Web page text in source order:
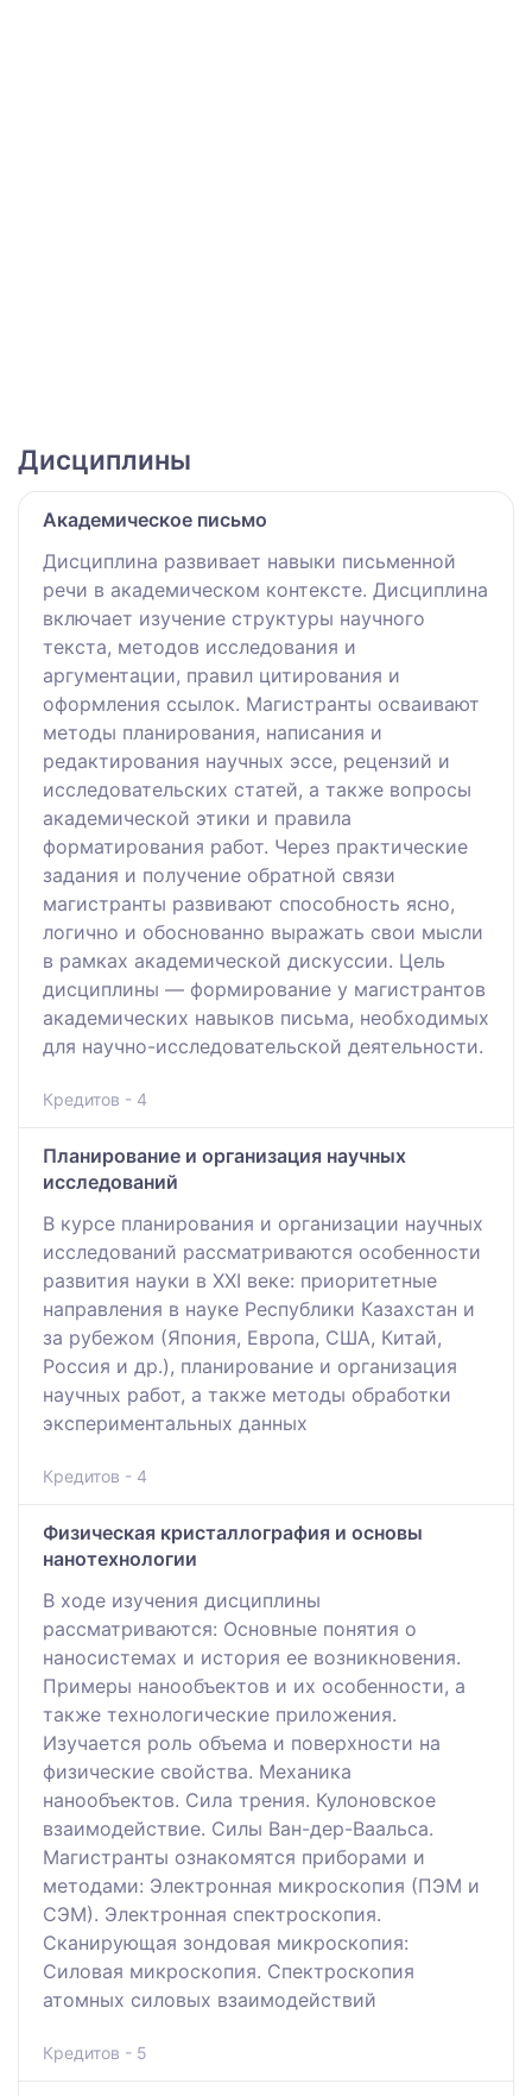
Дисциплины
Академическое письмо
Дисциплина развивает навыки письменной
речи в академическом контексте. Дисциплина
включает изучение структуры научного
текста, методов исследования и
аргументации, правил цитирования и
оформления ссылок. Магистранты осваивают
методы планирования, написания и
редактирования научных эссе, рецензий и
исследовательских статей, а также вопросы
академической этики и правила
форматирования работ. Через практические
задания и получение обратной связи
магистранты развивают способность ясно,
логично и обоснованно выражать свои мысли
в рамках академической дискуссии. Цель
дисциплины — формирование у магистрантов
академических навыков письма, необходимых
для научно-исследовательской деятельности.
Кредитов - 4
Планирование и организация научных
исследований
В курсе планирования и организации научных
исследований рассматриваются особенности
развития науки в XXI веке: приоритетные
направления в науке Республики Казахстан и
за рубежом (Япония, Европа, США, Китай,
Россия и др.), планирование и организация
научных работ, а также методы обработки
экспериментальных данных
Кредитов - 4
Физическая кристаллография и основы
нанотехнологии
В ходе изучения дисциплины
рассматриваются: Основные понятия о
наносистемах и история ее возникновения.
Примеры нанообъектов и их особенности, а
также технологические приложения.
Изучается роль объема и поверхности на
физические свойства. Механика
нанообъектов. Сила трения. Кулоновское
взаимодействие. Силы Ван-дер-Ваальса.
Магистранты ознакомятся приборами и
методами: Электронная микроскопия (ПЭМ и
СЭМ). Электронная спектроскопия.
Сканирующая зондовая микроскопия:
Силовая микроскопия. Спектроскопия
атомных силовых взаимодействий
Кредитов - 5